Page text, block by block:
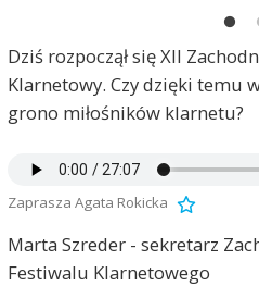
Dziś rozpoczął się XII
Klarnetowy. Czy dzięki temu
grono miłośników klarnetu?
Zaprasza Agata Rokicka
Marta Szreder - sekretarz
Festiwalu Klarnetowego